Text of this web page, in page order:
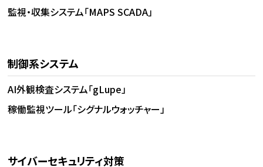
監視・収集システム「MAPS SCADA」
制御系システム
AI外観検査システム「gLupe」
稼働監視ツール「シグナルウォッチャー」
サイバーセキュリティ対策